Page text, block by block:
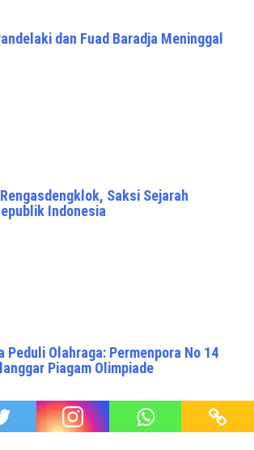
dan Fuad Baradja Meninggal
Saksi Sejarah
Indonesia
Peduli Olahraga: Permenpora No 14
Piagam Olimpiade